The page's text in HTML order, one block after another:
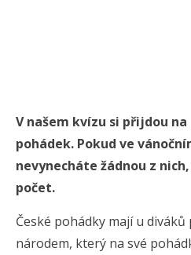
V našem kvízu si přijdou
pohádek. Pokud ve
nevynecháte žádnou z
počet.
České pohádky mají u
národem, který na své